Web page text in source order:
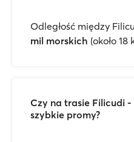
Odległość między
mil morskich (około 18
Czy na trasie Filicudi
szybkie promy?